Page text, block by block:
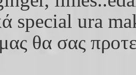
special ura
θα σας